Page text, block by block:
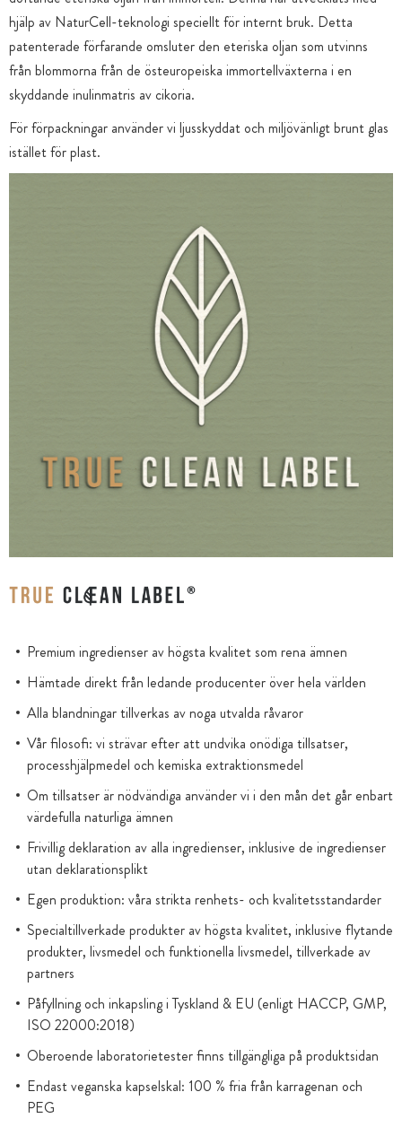
hjälp av NaturCell-teknologi speciellt för internt bruk. Detta
patenterade förfarande omsluter den eteriska oljan som utvinns
från blommorna från de östeuropeiska immortellväxterna i en
skyddande inulinmatris av cikoria.
För förpackningar använder vi ljusskyddat och miljövänligt brunt glas
istället för plast.
Premium ingredienser av högsta kvalitet som rena ämnen
Hämtade direkt från ledande producenter över hela världen
Alla blandningar tillverkas av noga utvalda råvaror
Vår filosofi: vi strävar efter att undvika onödiga tillsatser,
processhjälpmedel och kemiska extraktionsmedel
Om tillsatser är nödvändiga använder vi i den mån det går enbart
värdefulla naturliga ämnen
Frivillig deklaration av alla ingredienser, inklusive de ingredienser
utan deklarationsplikt
Egen produktion: våra strikta renhets- och kvalitetsstandarder
Specialtillverkade produkter av högsta kvalitet, inklusive flytande
produkter, livsmedel och funktionella livsmedel, tillverkade av
partners
Påfyllning och inkapsling i Tyskland & EU (enligt HACCP, GMP,
ISO 22000:2018)
Oberoende laboratorietester finns tillgängliga på produktsidan
Endast veganska kapselskal: 100 % fria från karragenan och
PEG